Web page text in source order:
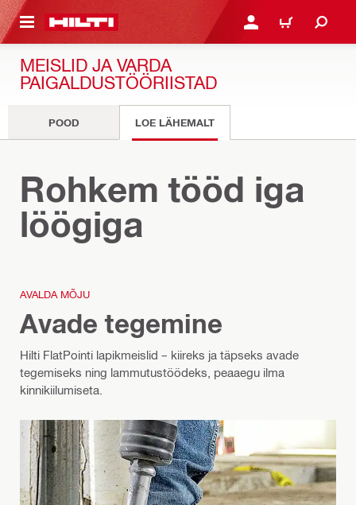
JUURDE LOGI SISSE VÕI
OSTUKORV
MEISLID JA VARDA
PAIGALDUSTÖÖRIISTAD
POOD LOE LÄHEMALT
Meislid
Rohkem tööd iga
löögiga
AVALDA MÕJU
Avade tegemine
Hilti FlatPointi lapikmeislid – kiireks ja täpseks avade
tegemiseks ning lammutustöödeks, peaaegu ilma
kinnikiilumiseta.